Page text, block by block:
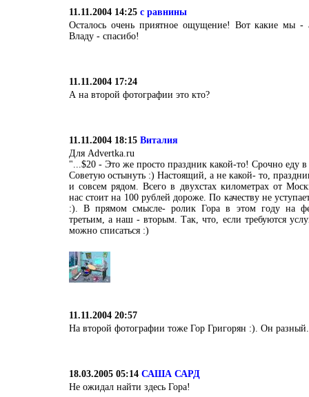
11.11.2004 14:25 с равнины
Осталось очень приятное ощущение! Вот какие мы -
Владу - спасибо!
11.11.2004 17:24
А на второй фотографии это кто?
11.11.2004 18:15 Виталия
Для Advertka.ru
"...$20 - Это же просто праздник какой-то! Срочно еду
Советую остынуть :) Настоящий, а не какой- то,
и совсем рядом. Всего в двухстах километрах от
нас стоит на 100 рублей дороже. По качеству не
:). В прямом смысле- ролик Гора в этом году на
третьим, а наш - вторым. Так, что, если требуются
можно списаться :)
11.11.2004 20:57
На второй фотографии тоже Гор Григорян :). Он разный.
18.03.2005 05:14 САША САРД
Не ожидал найти здесь Гора!